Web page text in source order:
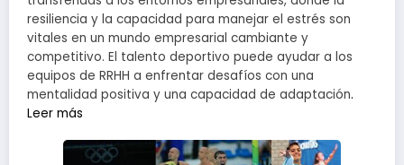
resiliencia y la capacidad para manejar el estrés son
vitales en un mundo empresarial cambiante y
competitivo. El talento deportivo puede ayudar a los
equipos de RRHH a enfrentar desafíos con una
mentalidad positiva y una capacidad de adaptación.
Leer más